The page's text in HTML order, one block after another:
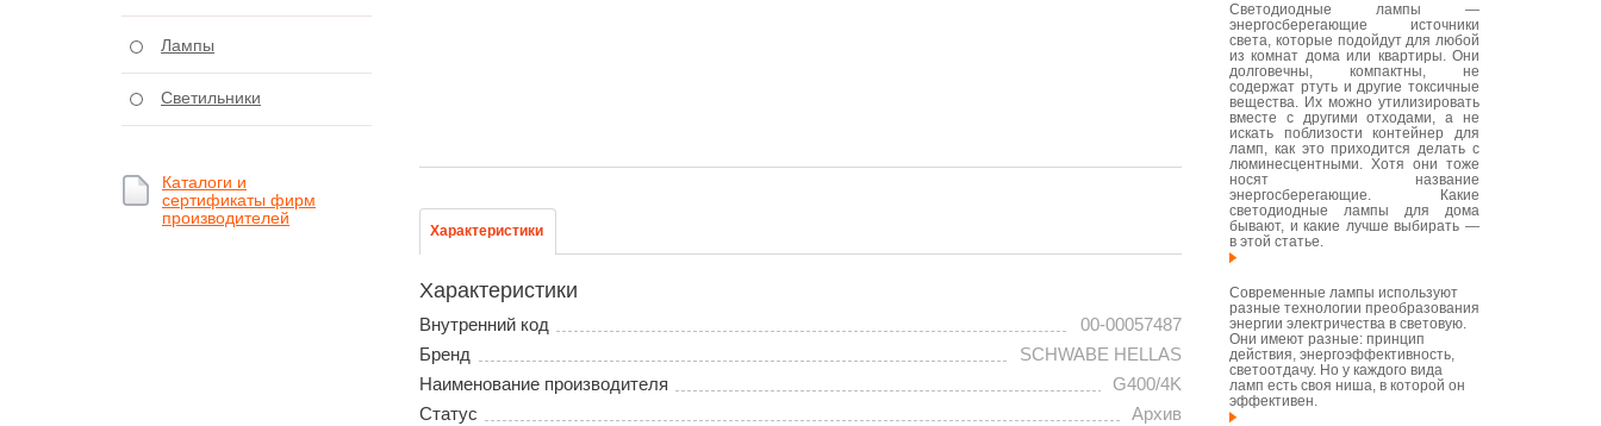
Характеристики
Характеристики
Внутренний код
00-00057487
Бренд
SCHWABE HELLAS
Наименование производителя
G400/4K
Статус
Архив
Лампы
Светильники
Каталоги и
сертификаты фирм
производителей
Светодиодные лампы —
энергосберегающие источники
света, которые подойдут для любой
из комнат дома или квартиры. Они
долговечны, компактны, не
содержат ртуть и другие токсичные
вещества. Их можно утилизировать
вместе с другими отходами, а не
искать поблизости контейнер для
ламп, как это приходится делать с
люминесцентными. Хотя они тоже
носят название
энергосберегающие. Какие
светодиодные лампы для дома
бывают, и какие лучше выбирать —
в этой статье.
Современные лампы используют
разные технологии преобразования
энергии электричества в световую.
Они имеют разные: принцип
действия, энергоэффективность,
светоотдачу. Но у каждого вида
ламп есть своя ниша, в которой он
эффективен.